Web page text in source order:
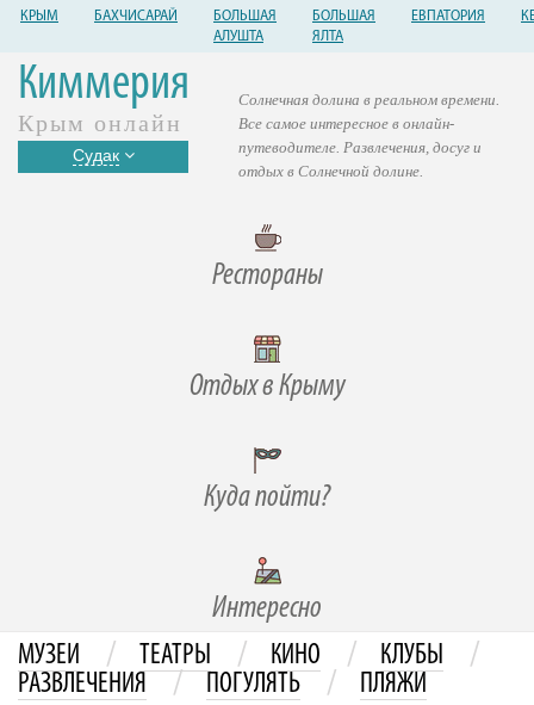
КРЫМ БАХЧИСАРАЙ
БОЛЬШАЯ
АЛУШТА
БОЛЬШАЯ
ЯЛТА
ЕВПАТОРИЯ
Киммерия
Крым онлайн
Судак
Рестораны
Отдых в Крыму
Куда пойти?
Интересно
Солнечная долина в реальном времени.
Все самое интересное в онлайн-
путеводителе. Развлечения, досуг и
отдых в Солнечной долине.
МУЗЕИ / ТЕАТРЫ / КИНО / КЛУБЫ /
РАЗВЛЕЧЕНИЯ / ПОГУЛЯТЬ / ПЛЯЖИ